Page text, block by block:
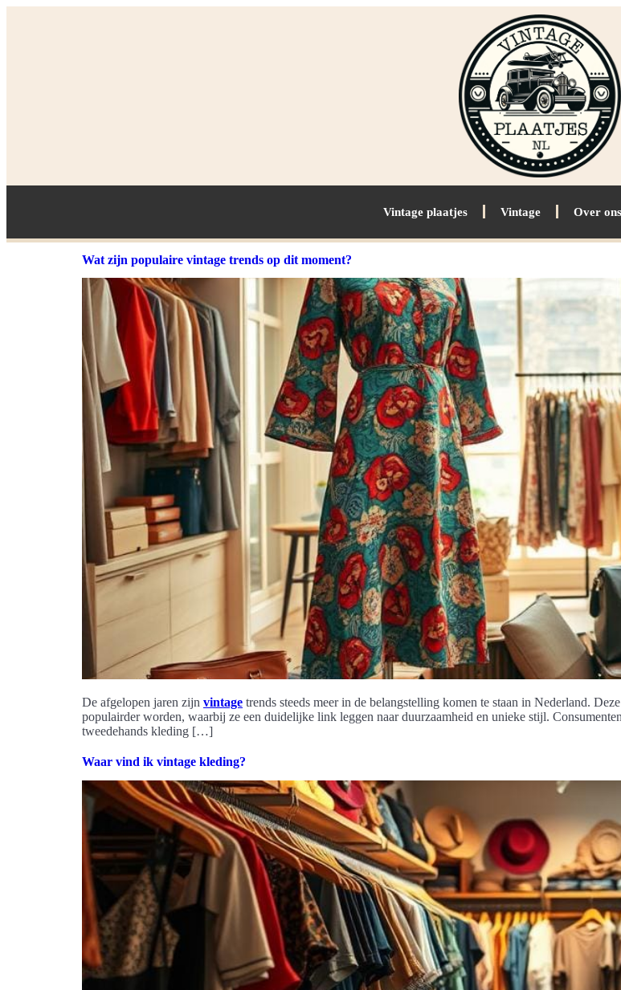
Vintage plaatjes Vintage Over ons
Wat zijn populaire vintage trends op dit moment?
De afgelopen jaren zijn vintage trends steeds meer in de belangstelling komen te staan in Nederland.
populairder worden, waarbij ze een duidelijke link leggen naar duurzaamheid en unieke stijl.
tweedehands kleding […]
Waar vind ik vintage kleding?